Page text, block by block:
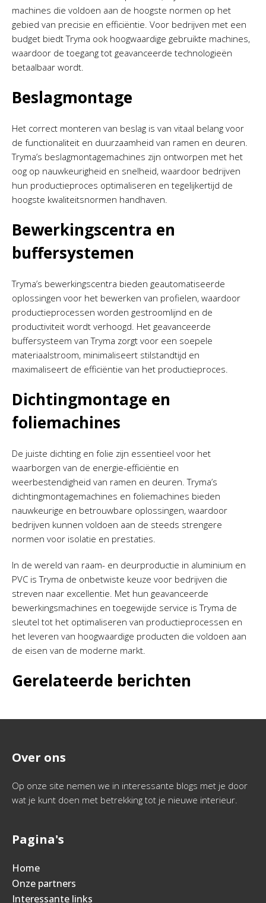
machines die voldoen aan de hoogste normen op het
gebied van precisie en efficiëntie. Voor bedrijven met een
budget biedt Tryma ook hoogwaardige gebruikte machines,
waardoor de toegang tot geavanceerde technologieën
betaalbaar wordt.
Beslagmontage
Het correct monteren van beslag is van vitaal belang voor
de functionaliteit en duurzaamheid van ramen en deuren.
Tryma’s beslagmontagemachines zijn ontworpen met het
oog op nauwkeurigheid en snelheid, waardoor bedrijven
hun productieproces optimaliseren en tegelijkertijd de
hoogste kwaliteitsnormen handhaven.
Bewerkingscentra en
buffersystemen
Tryma’s bewerkingscentra bieden geautomatiseerde
oplossingen voor het bewerken van profielen, waardoor
productieprocessen worden gestroomlijnd en de
productiviteit wordt verhoogd. Het geavanceerde
buffersysteem van Tryma zorgt voor een soepele
materiaalstroom, minimaliseert stilstandtijd en
maximaliseert de efficiëntie van het productieproces.
Dichtingmontage en
foliemachines
De juiste dichting en folie zijn essentieel voor het
waarborgen van de energie-efficiëntie en
weerbestendigheid van ramen en deuren. Tryma’s
dichtingmontagemachines en foliemachines bieden
nauwkeurige en betrouwbare oplossingen, waardoor
bedrijven kunnen voldoen aan de steeds strengere
normen voor isolatie en prestaties.
In de wereld van raam- en deurproductie in aluminium en
PVC is Tryma de onbetwiste keuze voor bedrijven die
streven naar excellentie. Met hun geavanceerde
bewerkingsmachines en toegewijde service is Tryma de
sleutel tot het optimaliseren van productieprocessen en
het leveren van hoogwaardige producten die voldoen aan
de eisen van de moderne markt.
Gerelateerde berichten
Over ons
Op onze site nemen we in interessante blogs met je door
wat je kunt doen met betrekking tot je nieuwe interieur.
Pagina's
Home
Onze partners
Interessante links